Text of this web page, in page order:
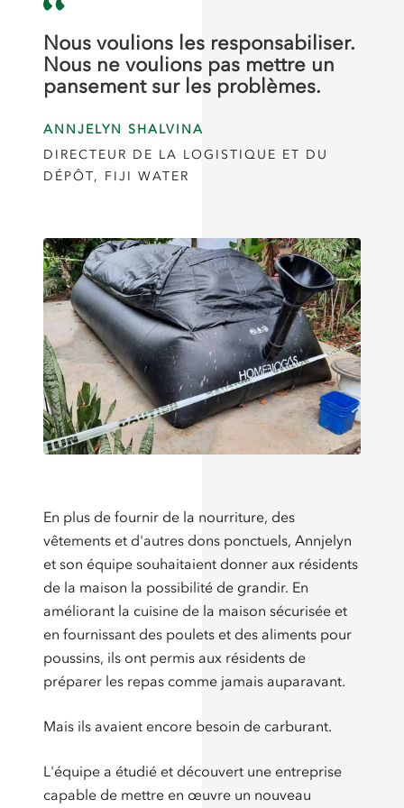
Nous voulions les responsabiliser.
Nous ne voulions pas mettre un
pansement sur les problèmes.
ANNJELYN SHALVINA
DIRECTEUR DE LA LOGISTIQUE ET DU
DÉPÔT, FIJI WATER
En plus de fournir de la nourriture, des
vêtements et d'autres dons ponctuels, Annjelyn
et son équipe souhaitaient donner aux résidents
de la maison la possibilité de grandir. En
améliorant la cuisine de la maison sécurisée et
en fournissant des poulets et des aliments pour
poussins, ils ont permis aux résidents de
préparer les repas comme jamais auparavant.
Mais ils avaient encore besoin de carburant.
L'équipe a étudié et découvert une entreprise
capable de mettre en œuvre un nouveau